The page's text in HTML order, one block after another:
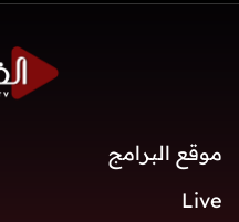
موقع البرامج
Live